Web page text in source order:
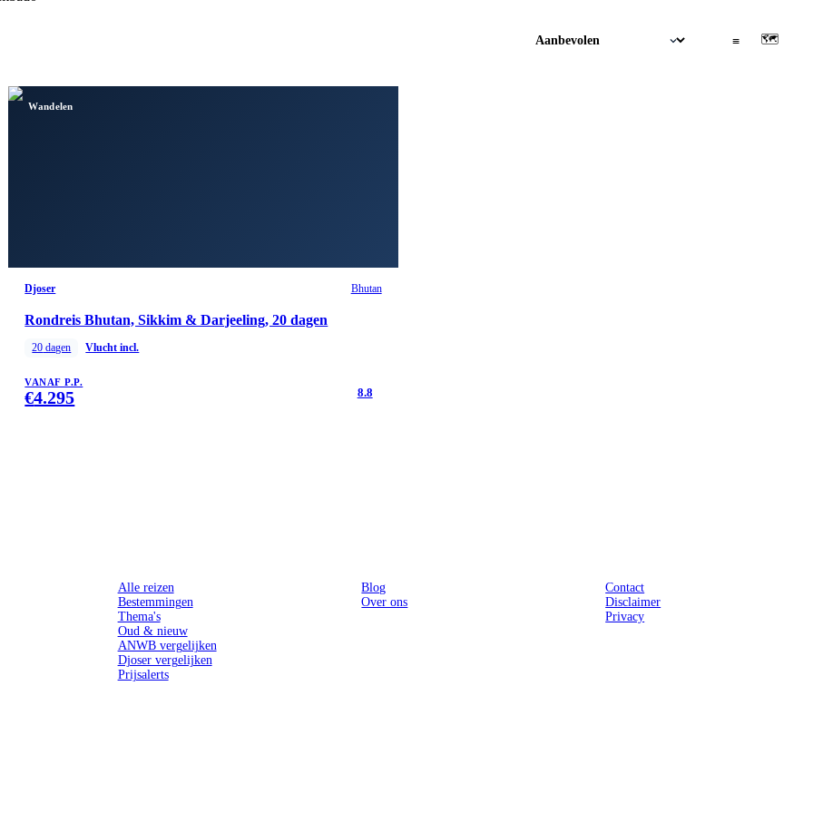
≡ 🗺
Wandelen
Djoser Bhutan
Rondreis Bhutan, Sikkim & Darjeeling, 20 dagen
20 dagen Vlucht incl.
VANAF P.P.
€4.295 8.8
Alle reizen
Bestemmingen
Thema's
Oud & nieuw
ANWB vergelijken
Djoser vergelijken
Prijsalerts
Blog
Over ons
Contact
Disclaimer
Privacy